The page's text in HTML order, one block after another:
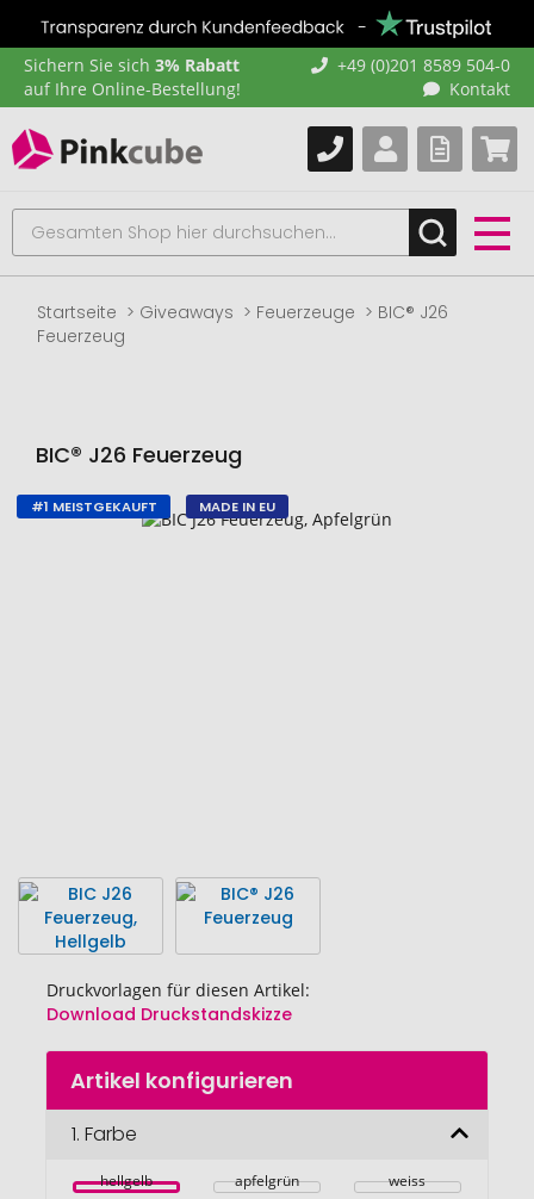
Sichern Sie sich 3% Rabatt
auf Ihre Online-Bestellung!
+49 (0)201 8589 504-0
Kontakt
Startseite Giveaways Feuerzeuge
BIC® J26
Feuerzeug
BIC® J26 Feuerzeug
Zum
Druckvorlagen für diesen Artikel:
Download Druckstandskizze
Zum
Anfang
Bildgalerie
#1 MEISTGEKAUFT MADE IN EU
Artikel konfigurieren
1. Farbe
hellgelb apfelgrün
weiss